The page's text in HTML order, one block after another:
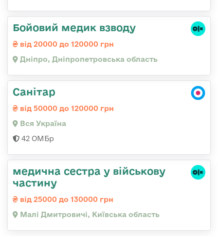
Бойовий медик взводу
від 20000 до 120000 грн
Дніпро, Дніпропетровська область
Санітар
від 50000 до 120000 грн
Вся Україна
42 ОМБр
медична сестра у військову
частину
від 25000 до 130000 грн
Малі Дмитровичі, Київська область